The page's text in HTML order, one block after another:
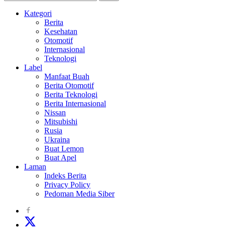
Kategori
Berita
Kesehatan
Otomotif
Internasional
Teknologi
Label
Manfaat Buah
Berita Otomotif
Berita Teknologi
Berita Internasional
Nissan
Mitsubishi
Rusia
Ukraina
Buat Lemon
Buat Apel
Laman
Indeks Berita
Privacy Policy
Pedoman Media Siber